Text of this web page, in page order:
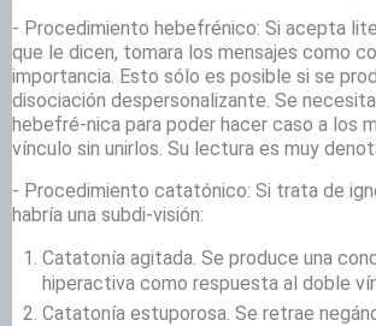
- Procedimiento hebefrénico: Si acepta
que le dicen, tomara los mensajes como
importancia. Esto sólo es posible si se
disociación despersonalizante. Se
hebefré-nica para poder hacer caso a los
vínculo sin unirlos. Su lectura es muy
- Procedimiento catatónico: Si trata de
habría una subdi-visión:
Catatonía agitada. Se produce una
hiperactiva como respuesta al doble
Catatonía estuporosa. Se retrae